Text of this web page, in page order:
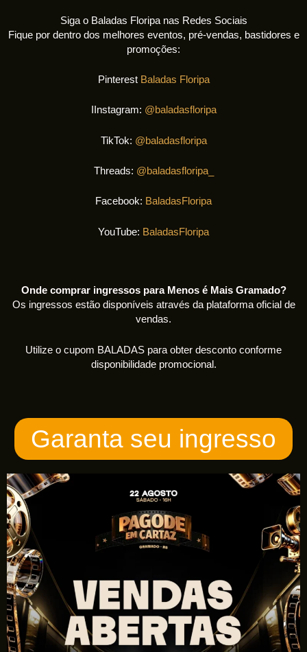
Siga o Baladas Floripa nas Redes Sociais
Fique por dentro dos melhores eventos, pré-vendas, bastidores e
promoções:
Pinterest Baladas Floripa
IInstagram: @baladasfloripa
TikTok: @baladasfloripa
Threads: @baladasfloripa_
Facebook: BaladasFloripa
YouTube: BaladasFloripa
Onde comprar ingressos para Menos é Mais Gramado?
Os ingressos estão disponíveis através da plataforma oficial de
vendas.
Utilize o cupom BALADAS para obter desconto conforme
disponibilidade promocional.
Garanta seu ingresso